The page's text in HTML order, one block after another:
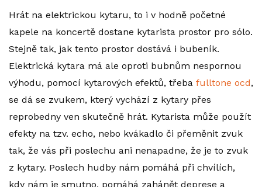
Hrát na elektrickou kytaru, to i v hodně početné
kapele na koncertě dostane kytarista prostor pro sólo.
Stejně tak, jak tento prostor dostává i bubeník.
Elektrická kytara má ale oproti bubnům nespornou
výhodu, pomocí kytarových efektů, třeba fulltone ocd,
se dá se zvukem, který vychází z kytary přes
reprobedny ven skutečně hrát. Kytarista může použít
efekty na tzv. echo, nebo kvákadlo či přeměnit zvuk
tak, že vás při poslechu ani nenapadne, že je to zvuk
z kytary. Poslech hudby nám pomáhá při chvílích,
kdy nám je smutno, pomáhá zahánět deprese a